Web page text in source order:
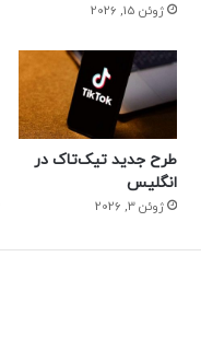
ژوئن 15, 2026
طرح جدید تیک‌تاک در
انگلیس
ژوئن 3, 2026